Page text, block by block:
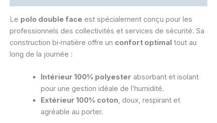
Le polo double face est spécialement conçu pour les
professionnels des collectivités et services de sécurité. Sa
construction bi‑matière offre un confort optimal tout au
long de la journée :
Intérieur 100% polyester absorbant et isolant
pour une gestion idéale de l’humidité.
Extérieur 100% coton, doux, respirant et
agréable au porter.